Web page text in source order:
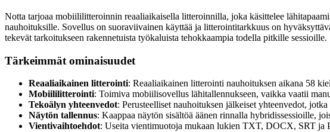
Notta tarjoaa mobiililitteroinnin reaaliaikaisella litteroinnilla, joka käsittelee
nauhoituksille. Sovellus on suoraviivainen käyttää ja litterointitarkkuus on
tekevät tarkoitukseen rakennetuista työkaluista tehokkaampia todella pitkille sessioille.
Tärkeimmät ominaisuudet
Reaaliaikainen litterointi: Reaaliaikainen litterointi nauhoituksen aikana 58
Mobiililitterointi: Toimiva mobiilisovellus lähitallennukseen, vaikka vaatii
Tekoälyn yhteenvedot: Perusteelliset nauhoituksen jälkeiset yhteenvedot,
Näytön tallennus: Kaappaa näytön sisältöä äänen rinnalla hybridissessioille,
Vientivaihtoehdot: Useita vientimuotoja mukaan lukien TXT, DOCX, SRT ja